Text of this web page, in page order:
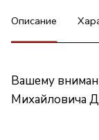
Описание
Вашему
Михайловича